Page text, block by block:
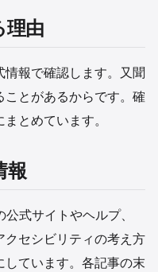
理由
報で確認します。又聞
とがあるからです。確
まとめています。
報
式サイトやヘルプ、
セシビリティの考え方
ています。各記事の末